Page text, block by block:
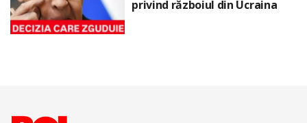
privind războiul din Ucraina